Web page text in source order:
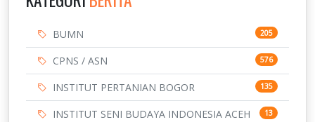
BUMN 205
CPNS / ASN 576
INSTITUT PERTANIAN BOGOR 135
INSTITUT SENI BUDAYA INDONESIA ACEH 13